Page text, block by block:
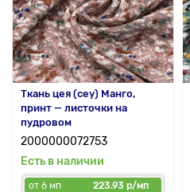
Ткань цея (cey) Манго,
принт — листочки на
пудровом
2000000072753
Есть в наличии
от 6 мп
223.93 р/мп